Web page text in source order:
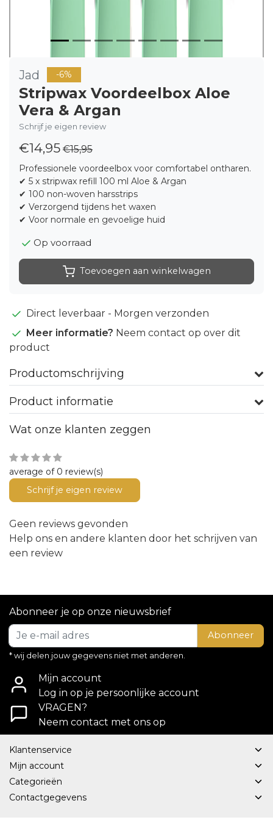
Jad -6%
Stripwax Voordeelbox Aloe
Vera & Argan
Schrijf je eigen review
€14,95 €15,95
Professionele voordeelbox voor comfortabel ontharen.
✔ 5 x stripwax refill 100 ml Aloe & Argan
✔ 100 non-woven harsstrips
✔ Verzorgend tijdens het waxen
✔ Voor normale en gevoelige huid
Op voorraad
Toevoegen aan winkelwagen
Direct leverbaar - Morgen verzonden
Meer informatie? Neem contact op over dit
product
Productomschrijving
Product informatie
Wat onze klanten zeggen
average of 0 review(s)
Schrijf je eigen review
Geen reviews gevonden
Help ons en andere klanten door het schrijven van
een review
Abonneer je op onze nieuwsbrief
Abonneer
* wij delen jouw gegevens niet met anderen.
Mijn account
Log in op je persoonlijke account
VRAGEN?
Neem contact met ons op
Klantenservice
Mijn account
Categorieën
Contactgegevens